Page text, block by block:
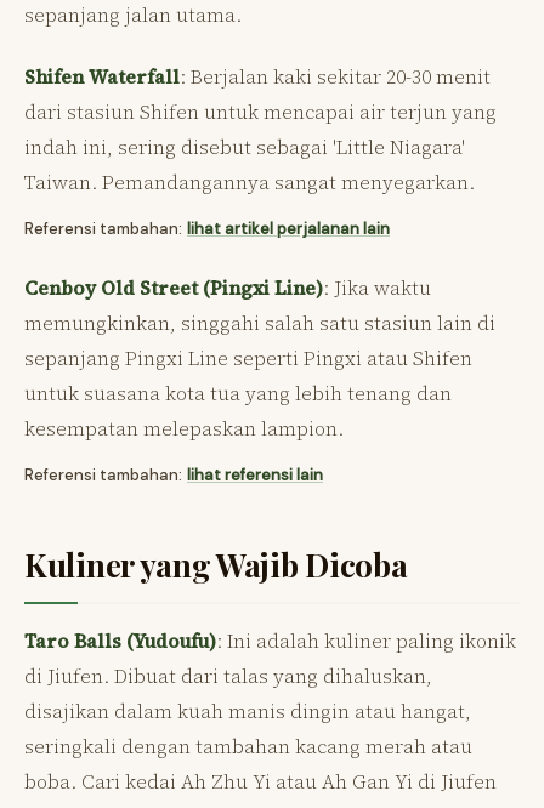
sepanjang jalan utama.
Shifen Waterfall: Berjalan kaki sekitar 20-30 menit
dari stasiun Shifen untuk mencapai air terjun yang
indah ini, sering disebut sebagai 'Little Niagara'
Taiwan. Pemandangannya sangat menyegarkan.
Referensi tambahan: lihat artikel perjalanan lain
Cenboy Old Street (Pingxi Line): Jika waktu
memungkinkan, singgahi salah satu stasiun lain di
sepanjang Pingxi Line seperti Pingxi atau Shifen
untuk suasana kota tua yang lebih tenang dan
kesempatan melepaskan lampion.
Referensi tambahan: lihat referensi lain
Kuliner yang Wajib Dicoba
Taro Balls (Yudoufu): Ini adalah kuliner paling ikonik
di Jiufen. Dibuat dari talas yang dihaluskan,
disajikan dalam kuah manis dingin atau hangat,
seringkali dengan tambahan kacang merah atau
boba. Cari kedai Ah Zhu Yi atau Ah Gan Yi di Jiufen